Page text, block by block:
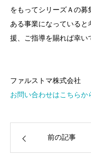
をもってシリーズＡの
ある事業になっていると
援、ご指導を賜れば幸い
ファルストマ株式会社
お問い合わせはこちらか
前の記事